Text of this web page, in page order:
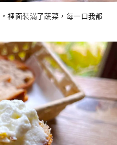
裡面裝滿了蔬菜，每一口我都